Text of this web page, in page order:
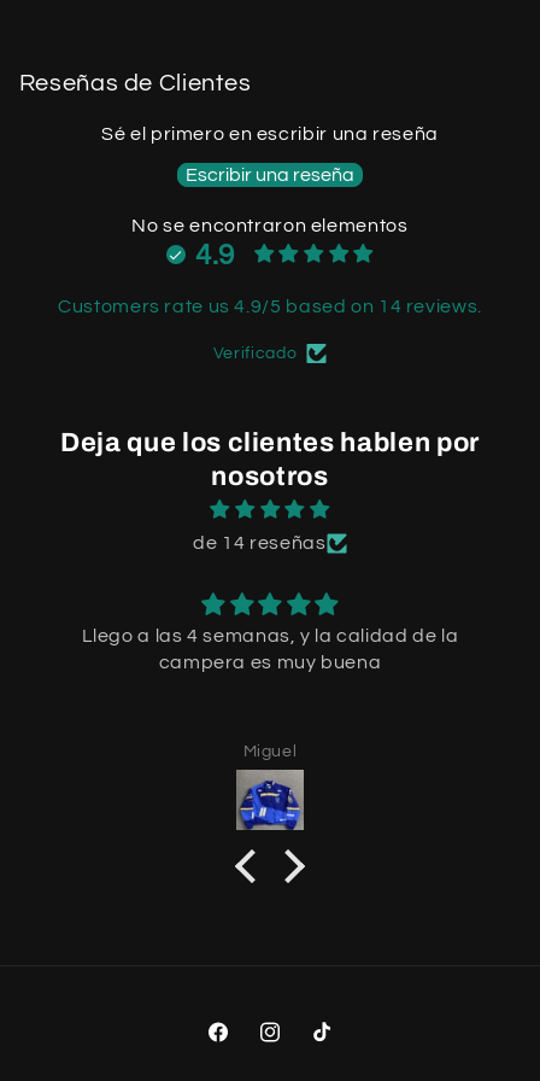
Reseñas de Clientes
Sé el primero en escribir una reseña
Escribir una reseña
No se encontraron elementos
4.9
Customers rate us 4.9/5 based on 14 reviews.
Verificado
Deja que los clientes hablen por
nosotros
de 14 reseñas
Llego a las 4 semanas, y la calidad de la
campera es muy buena
Miguel
FacebookInstagram
TikTok